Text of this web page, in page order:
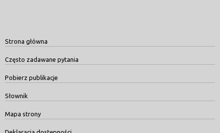
Strona główna
Często zadawane pytania
Pobierz publikacje
Słownik
Mapa strony